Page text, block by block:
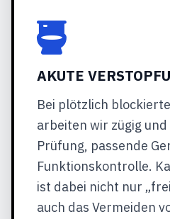
AKUTE
Bei plötzlich
arbeiten wir zügig
Prüfung, passende
Funktionskontrolle.
ist dabei nicht nur
auch das Vermeiden